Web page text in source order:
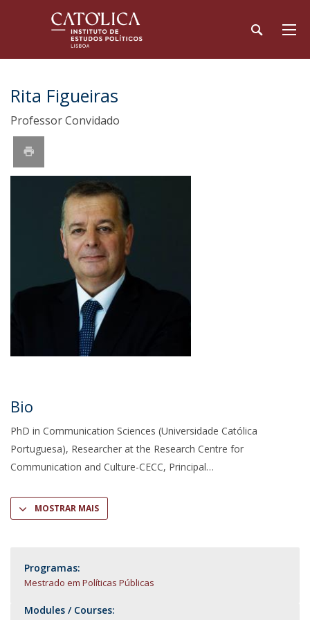
Rita Figueiras
Professor Convidado
Bio
PhD in Communication Sciences (Universidade Católica
Portuguesa), Researcher at the Research Centre for
Communication and Culture-CECC, Principal
MOSTRAR MAIS
Programas:
Mestrado em Políticas Públicas
Modules / Courses: